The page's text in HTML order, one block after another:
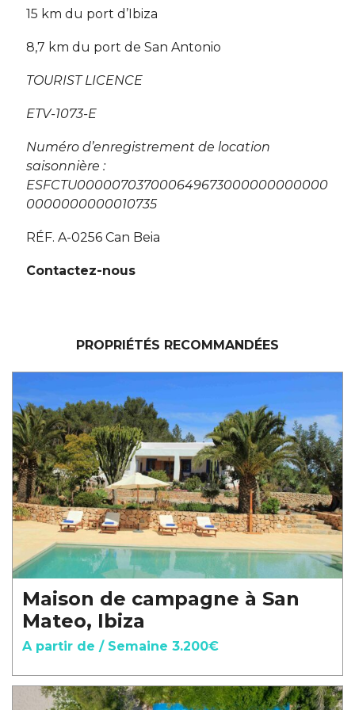
15 km du port d’Ibiza
8,7 km du port de San Antonio
TOURIST LICENCE
ETV-1073-E
Numéro d’enregistrement de location
saisonnière :
ESFCTU000007037000649673000000000000
0000000000010735
RÉF. A-0256 Can Beia
Contactez-nous
PROPRIÉTÉS RECOMMANDÉES
Maison de campagne à San
Mateo, Ibiza
A partir de / Semaine 3.200€